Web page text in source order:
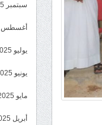
سبتمبر 2025
أغسطس 2025
يوليو 2025
يونيو 2025
مايو 2025
أبريل 2025